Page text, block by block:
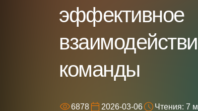
эффективное
команды
6878 2026-03-06 Чтения: 7